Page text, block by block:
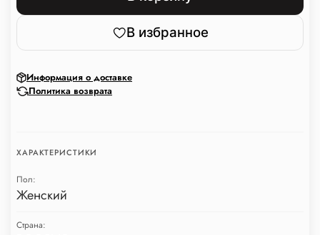
В избранное
Информация о доставке
Политика возврата
ХАРАКТЕРИСТИКИ
Пол:
Женский
Страна: